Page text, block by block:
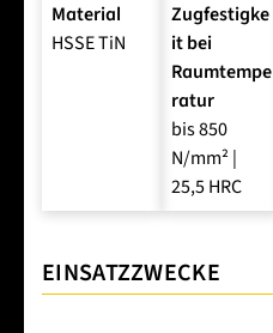
Material
HSSE TiN
Zugfestigke
it bei
Raumtempe
ratur
bis 850
N/mm² |
25,5 HRC
EINSATZZWECKE